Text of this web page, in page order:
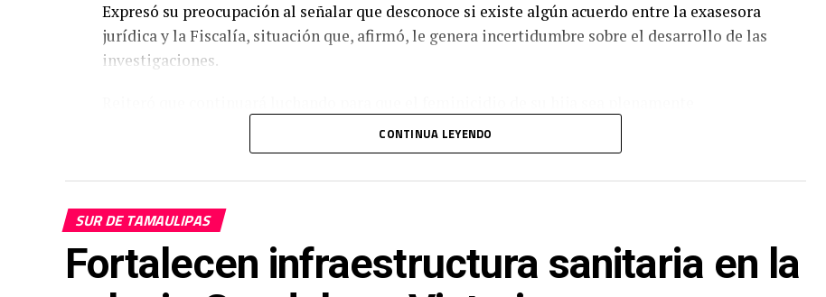
Expresó su preocupación al señalar que desconoce si existe algún acuerdo entre la exasesora
jurídica y la Fiscalía, situación que, afirmó, le genera incertidumbre sobre el desarrollo de las
investigaciones.
esclarecido y que todos los responsables reciban la sanción correspondiente.
El caso de Dafne, la adolescente que falleció durante un campamento organizado por la
Academia Militarizada Doenitz, ha generado amplia atención pública.
CONTINUA LEYENDO
SUR DE TAMAULIPAS
Fortalecen infraestructura sanitaria en la